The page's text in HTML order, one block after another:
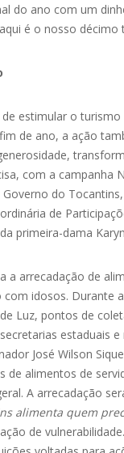
do ano com um
é o nosso décimo
estimular o turismo
de ano, a ação
com a campanha
do
de
primeira-dama
a arrecadação de
com idosos. Durante
Luz, pontos de
estaduais e
José Wilson
de alimentos de
A arrecadação
alimenta quem
de